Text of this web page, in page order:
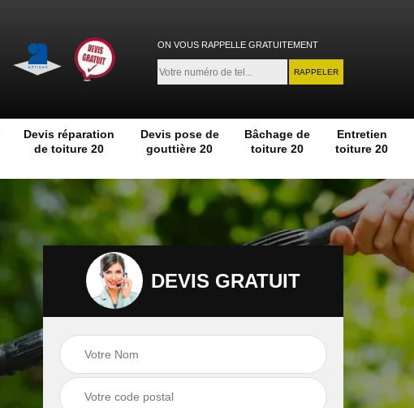
ON VOUS RAPPELLE GRATUITEMENT
Devis réparation
de toiture 20
Devis pose de
gouttière 20
Bâchage de
toiture 20
Entretien
toiture 20
DEVIS GRATUIT